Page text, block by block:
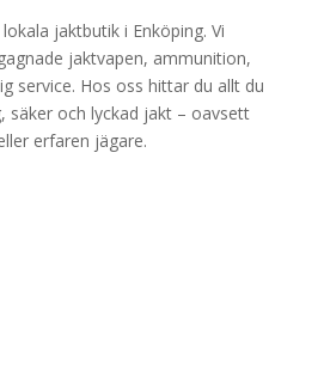
jaktbutik i Enköping. Vi
jaktvapen, ammunition,
service. Hos oss hittar du allt du
säker och lyckad jakt – oavsett
erfaren jägare.